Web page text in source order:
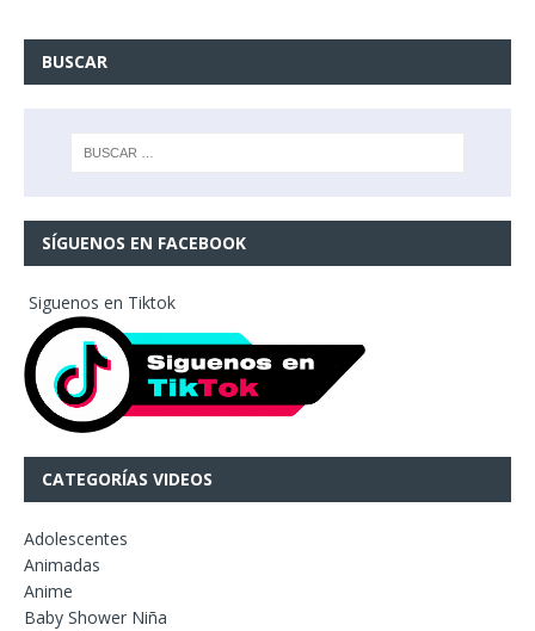
BUSCAR
SÍGUENOS EN FACEBOOK
Siguenos en Tiktok
CATEGORÍAS VIDEOS
Adolescentes
Animadas
Anime
Baby Shower Niña